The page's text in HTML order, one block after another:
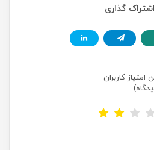
گذاری
امتیاز کاربران